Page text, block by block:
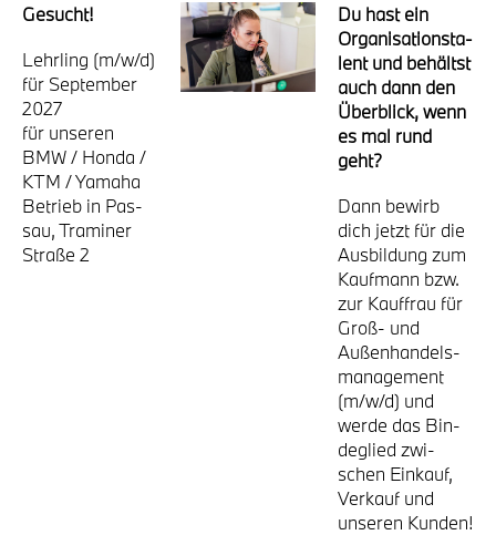
Gesucht!
Lehr­ling (m/w/d)
für Sep­tem­ber
2027
für unse­ren
BMW / Hon­da /
KTM / Yama­ha
Betrieb in Pas­
sau, Tra­mi­ner
Stra­ße 2
Du hast ein
Orga­ni­sa­ti­ons­ta­
lent und behältst
auch dann den
Über­blick, wenn
es mal rund
geht?
Dann bewirb
dich jetzt für die
Aus­bil­dung zum
Kauf­mann bzw.
zur Kauf­frau für
Groß- und
Außen­han­dels­
ma­nage­ment
(m/w/d) und
wer­de das Bin­
de­glied zwi­
schen Ein­kauf,
Ver­kauf und
unse­ren Kun­den!